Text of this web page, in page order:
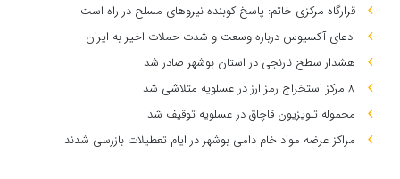
قرارگاه مرکزی خاتم: پاسخ کوبنده نیروهای مسلح در راه است
ادعای آکسیوس درباره وسعت و شدت حملات اخیر به ایران
هشدار سطح نارنجی در استان بوشهر صادر شد
۸ مرکز استخراج رمز ارز در عسلویه متلاشی شد
محموله تلویزیون قاچاق در عسلویه توقیف شد
مراکز عرضه مواد خام دامی بوشهر در ایام تعطیلات بازرسی شدند